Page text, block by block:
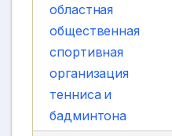
областная
общественная
спортивная
организация
тенниса и
бадминтона